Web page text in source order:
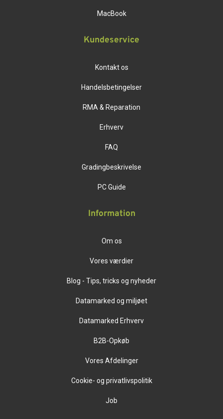
MacBook
Kundeservice
Kontakt os
Handelsbetingelser
RMA & Reparation
Erhverv
FAQ
Gradingbeskrivelse
PC Guide
Information
Om os
Vores værdier
Blog - Tips, tricks og nyheder
Datamarked og miljøet
Datamarked Erhverv
B2B-Opkøb
Vores Afdelinger
Cookie- og privatlivspolitik
Job